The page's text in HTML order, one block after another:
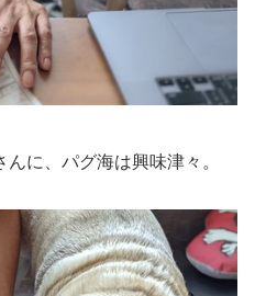
に、パグ海は興味津々。